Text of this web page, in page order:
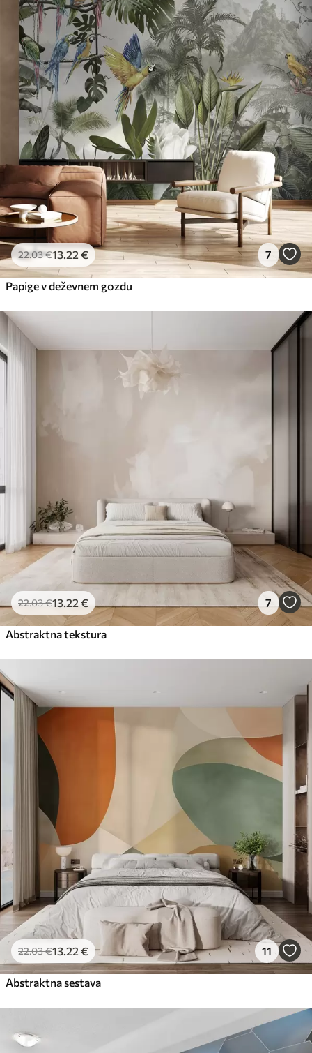
22.03€13 .22 € 7
Papige v deževnem gozdu
22.03€13 .22 € 7
Abstraktna tekstura
22.03€13 .22 € 11
Abstraktna sestava